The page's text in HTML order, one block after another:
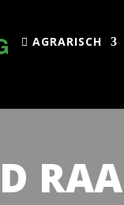
AGRARISCH